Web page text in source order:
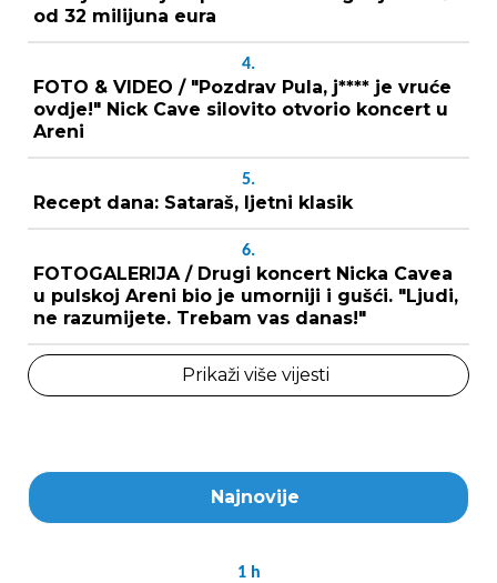
od 32 milijuna eura
4.
FOTO & VIDEO / "Pozdrav Pula, j**** je vruće
ovdje!" Nick Cave silovito otvorio koncert u
Areni
5.
Recept dana: Sataraš, ljetni klasik
6.
FOTOGALERIJA / Drugi koncert Nicka Cavea
u pulskoj Areni bio je umorniji i gušći. "Ljudi,
ne razumijete. Trebam vas danas!"
Prikaži više vijesti
Najnovije
1 h